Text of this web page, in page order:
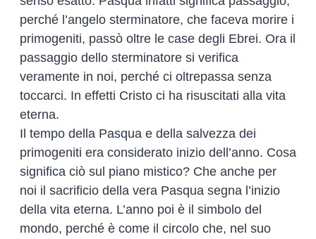
perché l’angelo sterminatore, che faceva morire i
primogeniti, passò oltre le case degli Ebrei. Ora il
passaggio dello sterminatore si verifica
veramente in noi, perché ci oltrepassa senza
toccarci. In effetti Cristo ci ha risuscitati alla vita
eterna.
Il tempo della Pasqua e della salvezza dei
primogeniti era considerato inizio dell’anno. Cosa
significa ciò sul piano mistico? Che anche per
noi il sacrificio della vera Pasqua segna l’inizio
della vita eterna. L’anno poi è il simbolo del
mondo, perché è come il circolo che, nel suo